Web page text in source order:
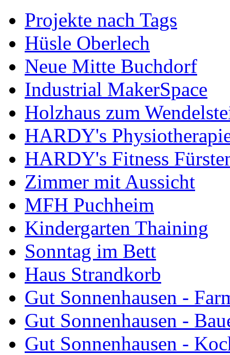
Projekte nach Tags
Hüsle Oberlech
Neue Mitte Buchdorf
Industrial MakerSpace
Holzhaus zum
HARDY's
HARDY's Fitness
Zimmer mit Aussicht
MFH Puchheim
Kindergarten Thaining
Sonntag im Bett
Haus Strandkorb
Gut Sonnenhausen -
Gut Sonnenhausen -
Gut Sonnenhausen -